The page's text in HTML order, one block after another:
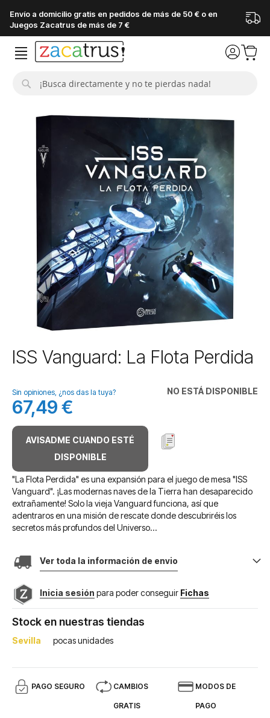
Envío a domicilio gratis en pedidos de más de 50 € o en
Juegos Zacatrus de más de 7 €
Saltar
al
de
la
galería
de
imágenes
ISS Vanguard: La Flota Perdida
NO ESTÁ DISPONIBLE
Sin opiniones, ¿nos das la tuya?
67,49 €
AVISADME CUANDO ESTÉ
DISPONIBLE
"La Flota Perdida" es una expansión para el juego de mesa "ISS
Vanguard". ¡Las modernas naves de la Tierra han desaparecido
extrañamente! Solo la vieja Vanguard funciona, así que
adentraros en una misión de rescate donde descubriréis los
secretos más profundos del Universo…
Ver toda la información de envio
Inicia sesión para poder conseguir Fichas
Stock en nuestras tiendas
Sevilla pocas unidades
PAGO SEGURO CAMBIOS
GRATIS
MODOS DE
PAGO